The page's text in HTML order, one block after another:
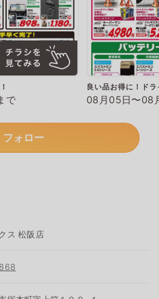
で
良い品お得に！ド
08月05日〜08
フォロー
ス 松阪店